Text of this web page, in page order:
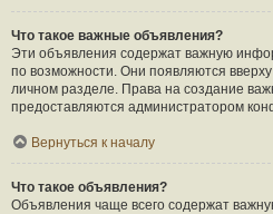
Что такое важные объявления?
Эти объявления содержат важную
по возможности. Они появляются
личном разделе. Права на создание
предоставляются администратором
Вернуться к началу
Что такое объявления?
Объявления чаще всего содержат